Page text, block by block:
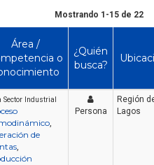
Mostrando 1-15 de 22
Área /
o
¿Quién
busca?
Sector Industrial
,
de
,
Persona
Región
Lagos